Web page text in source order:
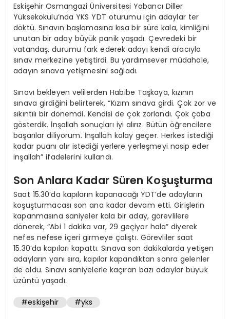
Eskişehir Osmangazi Üniversitesi Yabancı Diller
Yüksekokulu’nda YKS YDT oturumu için adaylar ter
döktü. Sınavın başlamasına kısa bir süre kala, kimliğini
unutan bir aday büyük panik yaşadı. Çevredeki bir
vatandaş, durumu fark ederek adayı kendi aracıyla
sınav merkezine yetiştirdi. Bu yardımsever müdahale,
adayın sınava yetişmesini sağladı.
Sınavı bekleyen velilerden Habibe Taşkaya, kızının
sınava girdiğini belirterek, “Kızım sınava girdi. Çok zor ve
sıkıntılı bir dönemdi. Kendisi de çok zorlandı. Çok çaba
gösterdik. İnşallah sonuçları iyi alırız. Bütün öğrencilere
başarılar diliyorum. İnşallah kolay geçer. Herkes istediği
kadar puanı alır istediği yerlere yerleşmeyi nasip eder
inşallah” ifadelerini kullandı.
Son Anlara Kadar Süren Koşuşturma
Saat 15.30’da kapıların kapanacağı YDT’de adayların
koşuşturmacası son ana kadar devam etti. Girişlerin
kapanmasına saniyeler kala bir aday, görevlilere
dönerek, “Abi 1 dakika var, 29 geçiyor hala” diyerek
nefes nefese içeri girmeye çalıştı. Görevliler saat
15.30’da kapıları kapattı. Sınava son dakikalarda yetişen
adayların yanı sıra, kapılar kapandıktan sonra gelenler
de oldu. Sınavı saniyelerle kaçıran bazı adaylar büyük
üzüntü yaşadı.
#eskişehir #yks